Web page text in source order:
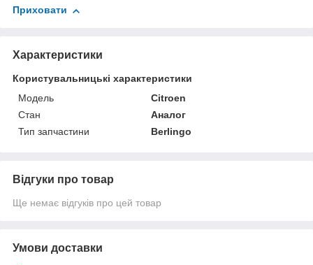
Приховати
Характеристики
Користувальницькі характеристики
Мoдель
Citroen
Стан
Аналог
Тип запчастини
Berlingo
Відгуки про товар
Ще немає відгуків про цей товар
Умови доставки